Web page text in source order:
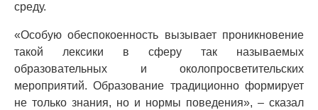
среду.
«Особую обеспокоенность вызывает проникновение
такой лексики в сферу так называемых
образовательных и околопросветительских
мероприятий. Образование традиционно формирует
не только знания, но и нормы поведения», – сказал